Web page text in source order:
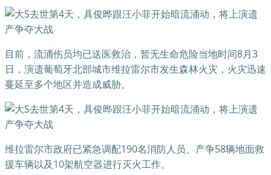
目前，流涌伤员均已送医救治，暂无生命危险当地时间8月3
日，演遗葡萄牙北部城市维拉雷尔市发生森林火灾，火灾迅速
蔓延至多个地区并造成威胁。
维拉雷尔市政府已紧急调配190名消防人员、产争58辆地面救
援车辆以及10架航空器进行灭火工作。